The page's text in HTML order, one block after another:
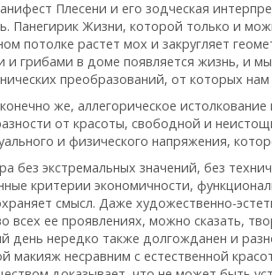
Плесени и его зодческая
Панегирик Жизни, которой только и
потолке растет мох и закругляет
и грибами в доме появляется жизнь, и
преобразований, от которых нам
же, аллегорическое
от красоты, свободной и
и физического напряжения,
без экстремальных значений, без
критерии экономичности,
смысл. Даже художественно-
всех ее проявлениях, можно сказать,
день нередко также долгожданен и
макияж несравним с естественной